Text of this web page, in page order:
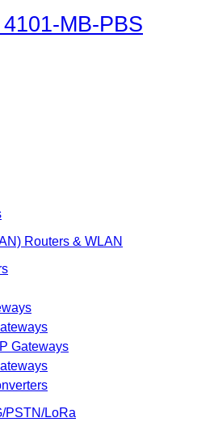
MB-PBS
Routers & WLAN
Gateways
PSTN/LoRa